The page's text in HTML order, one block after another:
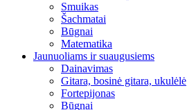
Smuikas
Šachmatai
Būgnai
Matematika
Jaunuoliams ir suaugusiems
Dainavimas
Gitara, bosinė gitara, ukulėlė
Fortepijonas
Būgnai